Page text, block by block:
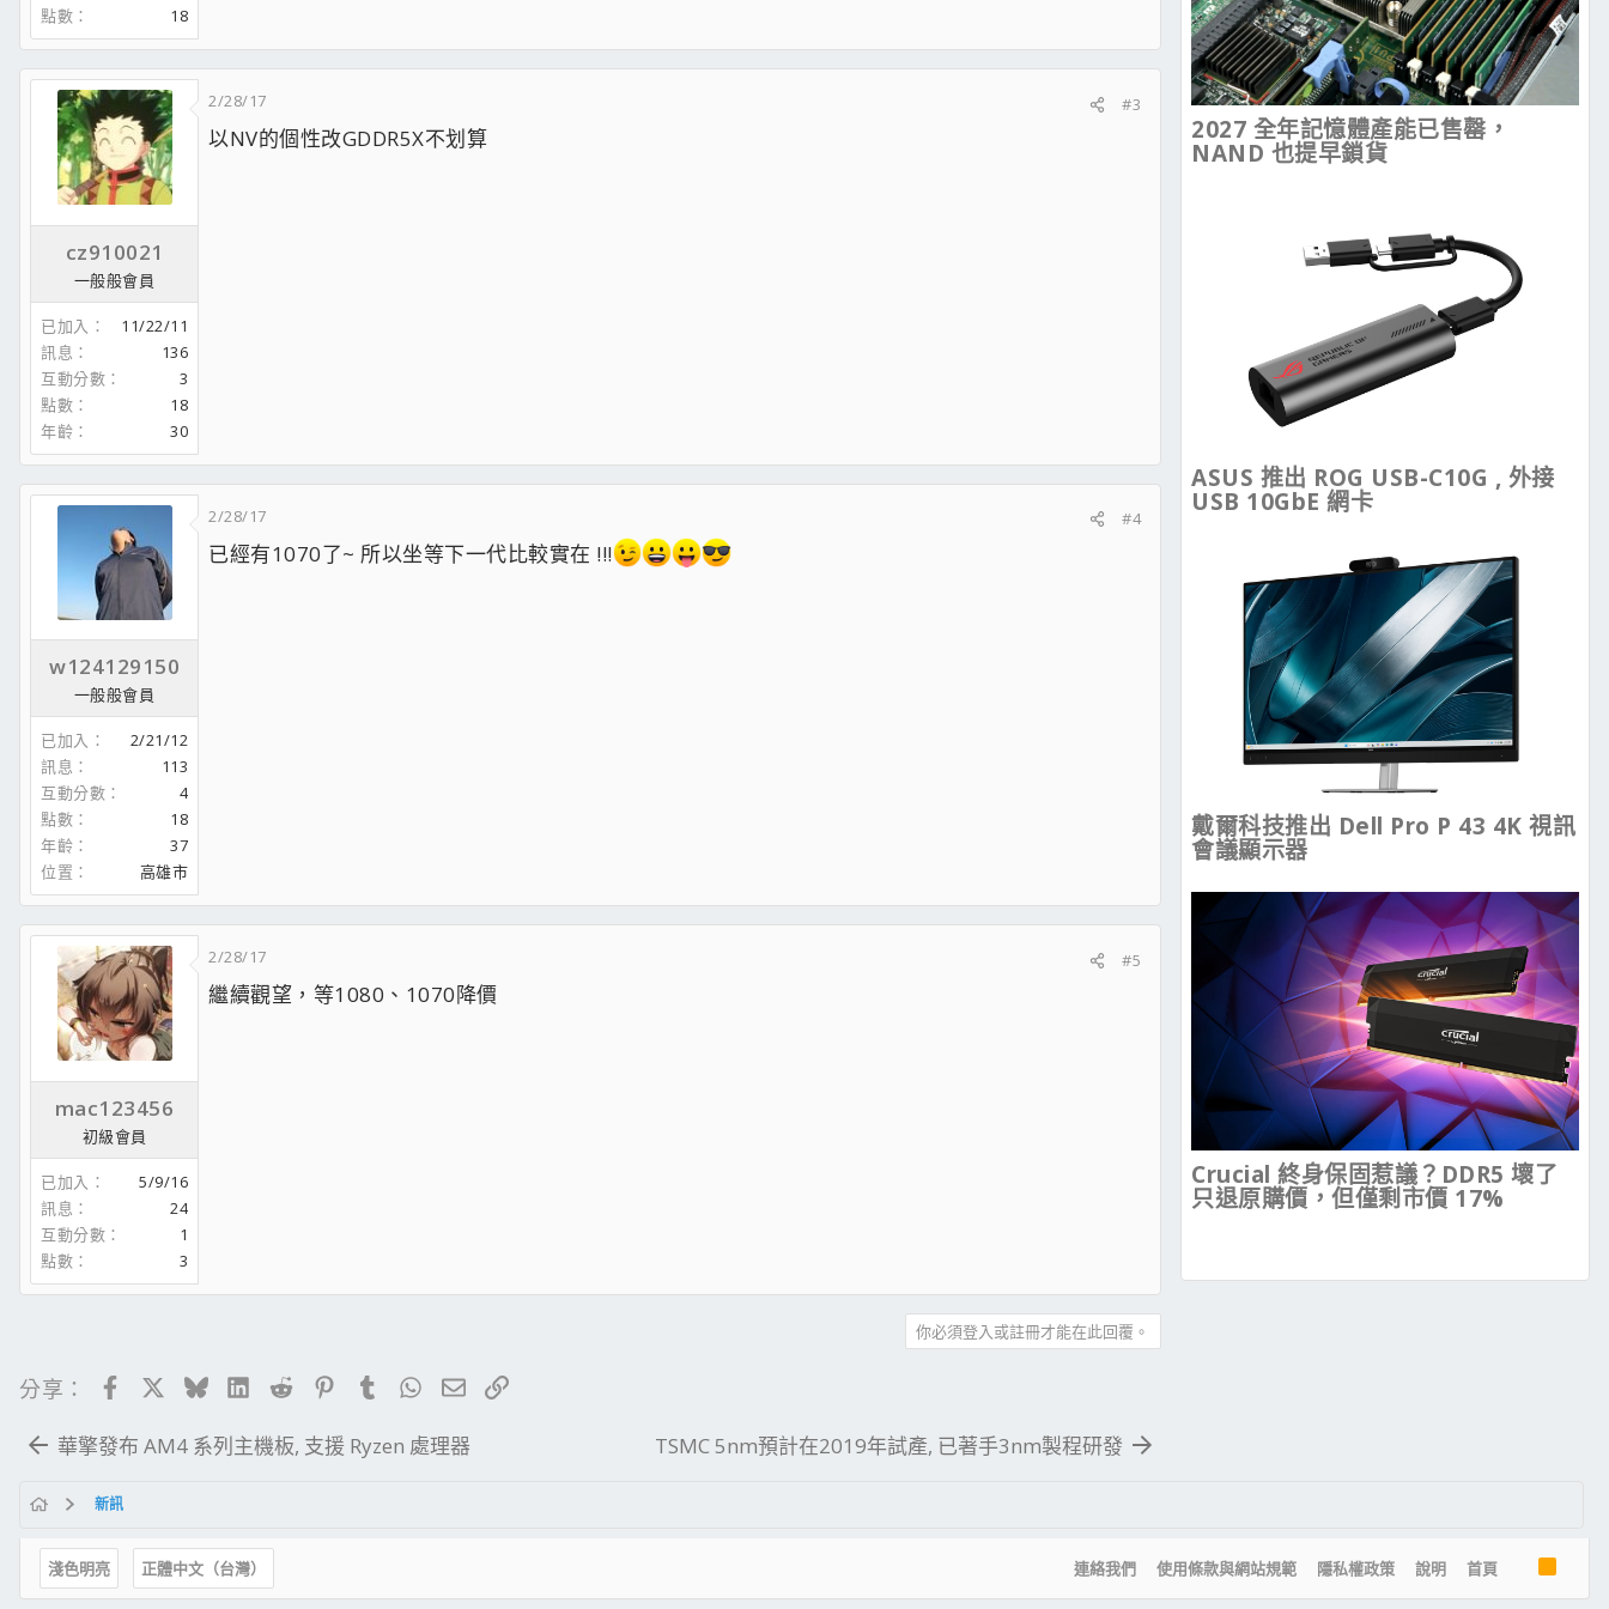
點數
18
cz910021
一般般會員
已加入
11/22/11
訊息
136
互動分數
3
點數
18
年齡
30
2/28/17 #3
以NV的個性改GDDR5X不划算
w124129150
一般般會員
已加入
2/21/12
訊息
113
互動分數
4
點數
18
年齡
37
位置
高雄市
2/28/17 #4
已經有1070了~ 所以坐等下一代比較實在 !!!
mac123456
初級會員
已加入
5/9/16
訊息
24
互動分數
1
點數
3
2/28/17 #5
繼續觀望，等1080、1070降價
你必須登入或註冊才能在此回覆。
分享： FacebookBlueskyLinkedIn
RedditPinterestTumblrWhatsApp
電子郵件
連結
華擎發布 AM4 系列主機板, 支援 Ryzen 處理器 TSMC 5nm預計在2019年試產, 已著手3nm製程研發
2027 全年記憶體產能已售罄，
NAND 也提早鎖貨
ASUS 推出 ROG USB-C10G , 外接
USB 10GbE 網卡
戴爾科技推出 Dell Pro P 43 4K 視訊
會議顯示器
Crucial 終身保固惹議？DDR5 壞了
只退原購價，但僅剩市價 17%
新訊
淺色明亮 正體中文（台灣） 連絡我們 使用條款與網站規範 隱私權政策 說明 首頁
R
S
S